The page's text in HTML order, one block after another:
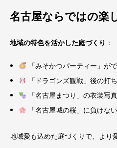
名古屋ならではの楽
地域の特色を活かした庭づくり ：
「みそかつパーティー」が
「ドラゴンズ観戦」後の打
「名古屋まつり」の衣装写
「名古屋城の桜」に負けな
地域愛も込めた庭づくりで、より